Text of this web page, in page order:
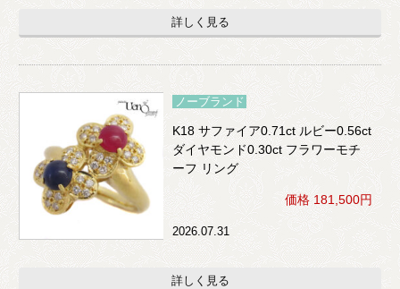
詳しく見る
ノーブランド
K18 サファイア0.71ct ルビー0.56ct
ダイヤモンド0.30ct フラワーモチ
ーフ リング
価格 181,500円
2026.07.31
詳しく見る